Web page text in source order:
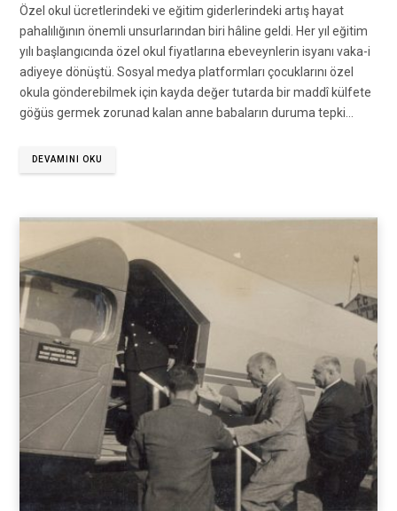
Özel okul ücretlerindeki ve eğitim giderlerindeki artış hayat
pahalılığının önemli unsurlarından biri hâline geldi. Her yıl eğitim
yılı başlangıcında özel okul fiyatlarına ebeveynlerin isyanı vaka-i
adiyeye dönüştü. Sosyal medya platformları çocuklarını özel
okula gönderebilmek için kayda değer tutarda bir maddî külfete
göğüs germek zorunad kalan anne babaların duruma tepki…
DEVAMINI OKU